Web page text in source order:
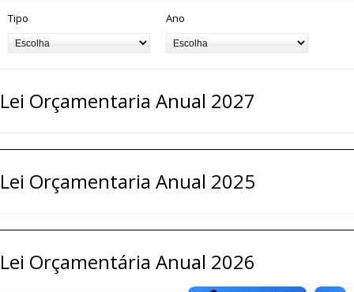
Tipo
Ano
Lei Orçamentaria Anual 2027
Lei Orçamentaria Anual 2025
Lei Orçamentária Anual 2026